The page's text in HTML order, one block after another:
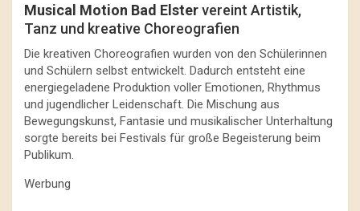
Musical Motion Bad Elstervereint Artistik,
Tanz und kreative Choreografien
Die kreativen Choreografien wurden von den Schülerinnen
und Schülern selbst entwickelt. Dadurch entsteht eine
energiegeladene Produktion voller Emotionen, Rhythmus
und jugendlicher Leidenschaft. Die Mischung aus
Bewegungskunst, Fantasie und musikalischer Unterhaltung
sorgte bereits bei Festivals für große Begeisterung beim
Publikum.
Werbung